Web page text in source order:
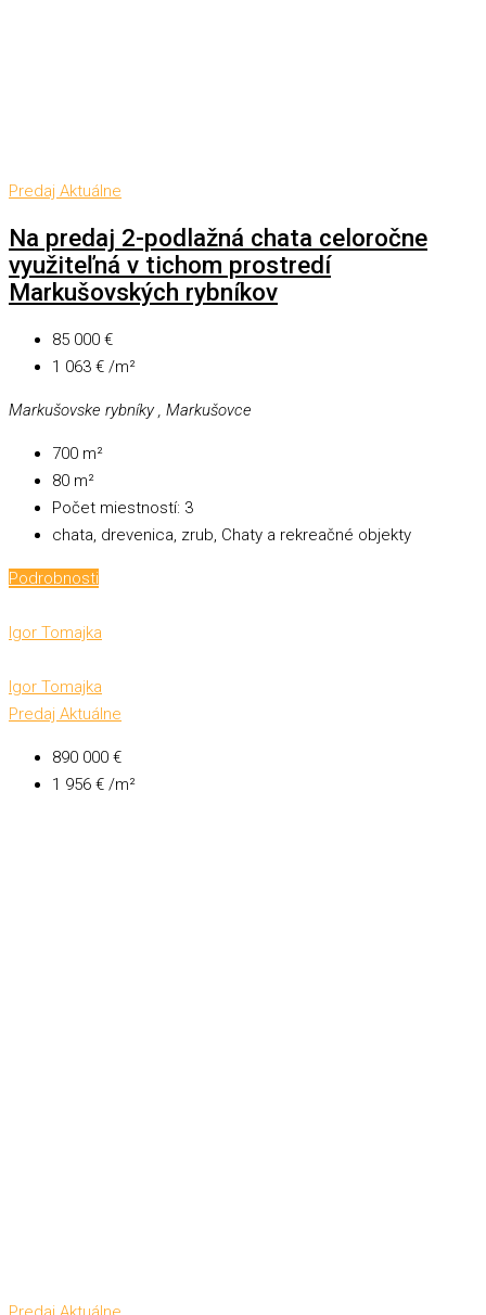
Predaj Aktuálne
Na predaj 2-podlažná chata celoročne
využiteľná v tichom prostredí
Markušovských rybníkov
85 000 €
1 063 € /m²
Markušovske rybníky , Markušovce
700 m²
80 m²
Počet miestností: 3
chata, drevenica, zrub, Chaty a rekreačné objekty
Podrobnosti
Igor Tomajka
Igor Tomajka
Predaj Aktuálne
890 000 €
1 956 € /m²